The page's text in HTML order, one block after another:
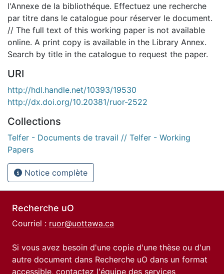
l'Annexe de la bibliothéque. Effectuez une recherche
par titre dans le catalogue pour réserver le document.
// The full text of this working paper is not available
online. A print copy is available in the Library Annex.
Search by title in the catalogue to request the paper.
URI
http://hdl.handle.net/10393/19530
http://dx.doi.org/10.20381/ruor-2522
Collections
Telfer - Documents de travail // Telfer - Working
Papers
Notice complète
Recherche uO
Courriel : ruor@uottawa.ca
Si vous avez besoin d'une copie d'une thèse ou d'un
autre document dans Recherche uO dans un format
accessible, contactez l'équipe des services